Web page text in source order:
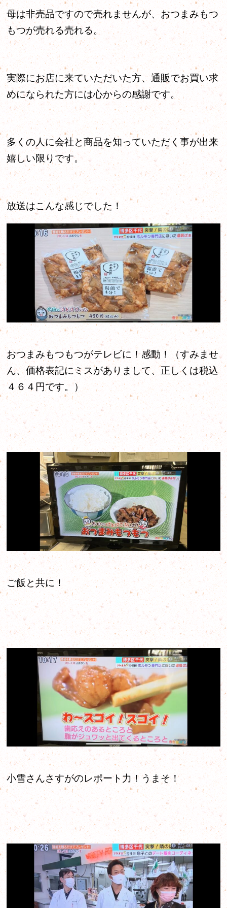
母は非売品ですので売れませんが、おつまみもつ
もつが売れる売れる。
実際にお店に来ていただいた方、通販でお買い求
めになられた方には心からの感謝です。
多くの人に会社と商品を知っていただく事が出来
嬉しい限りです。
放送はこんな感じでした！
おつまみもつもつがテレビに！感動！（すみませ
ん、価格表記にミスがありまして、正しくは税込
４６４円です。）
ご飯と共に！
小雪さんさすがのレポート力！うまそ！